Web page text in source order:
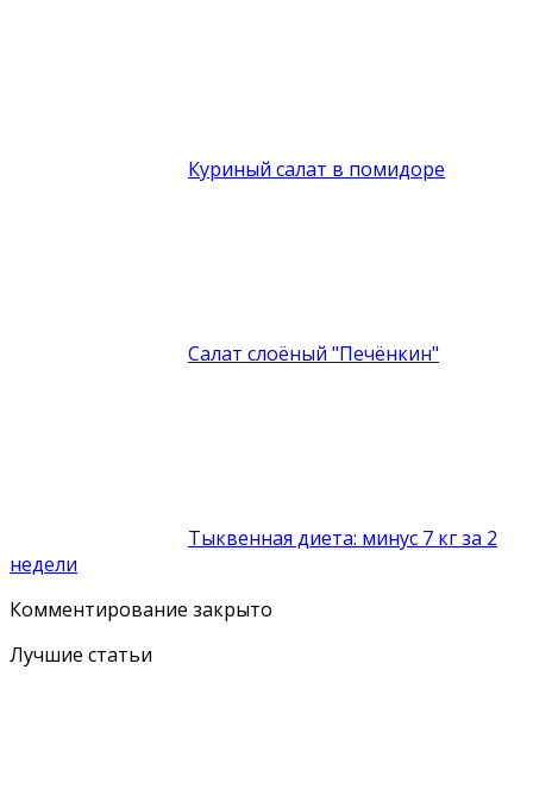
Куриный салат в помидоре
Салат слоёный "Печёнкин"
Тыквенная диета: минус 7 кг за 2
недели
Комментирование закрыто
Лучшие статьи